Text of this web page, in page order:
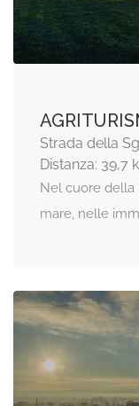
Strada della
Distanza: 39,7
Nel cuore della
mare, nelle